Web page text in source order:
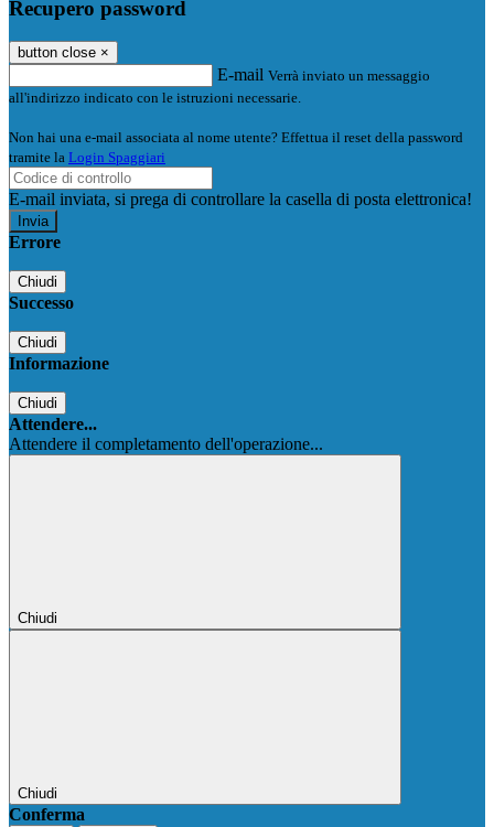
Recupero password
button close ×
E-mail Verrà inviato un messaggio
all'indirizzo indicato con le istruzioni necessarie.
Non hai una e-mail associata al nome utente? Effettua il reset della password
tramite la Login Spaggiari
E-mail inviata, si prega di controllare la casella di posta elettronica!
Errore
Chiudi
Successo
Chiudi
Informazione
Chiudi
Attendere...
Attendere il completamento dell'operazione...
Chiudi
Chiudi
Conferma